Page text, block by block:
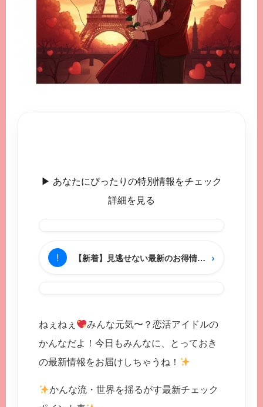
▶︎ あなたにぴったりの特別情報をチェック
詳細を見る
! 【新着】見逃せない最新のお得情報をチェック ›
ねぇねぇ
みんな元気〜？恋活アイドルの
かんなだよ！今日もみんなに、とっておき
の最新情報をお届けしちゃうね！
かんな流・世界を揺るがす最新チェック